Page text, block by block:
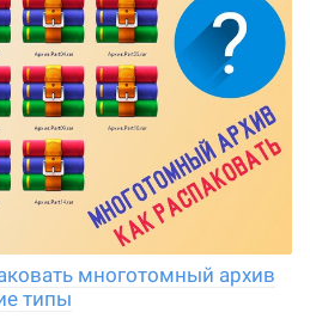
многотомный архив
типы